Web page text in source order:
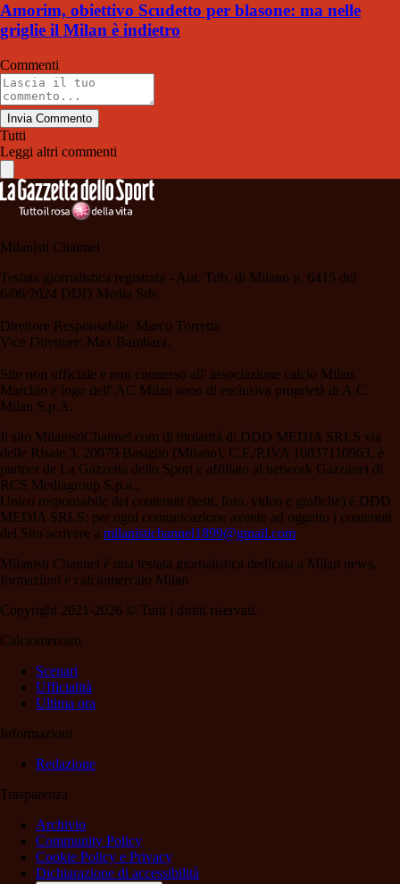
Amorim, obiettivo Scudetto per blasone: ma nelle
griglie il Milan è indietro
Commenti
Invia Commento
Tutti
Leggi altri commenti
Milanisti Channel
Testata giornalistica registrata - Aut. Trib. di Milano n. 6415 del
6/06/2024 DDD Media Srls
Direttore Responsabile: Marco Torretta
Vice Direttore: Max Bambara.
Sito non ufficiale e non connesso all' associazione calcio Milan.
Marchio e logo dell' AC Milan sono di esclusiva proprietà di A.C.
Milan S.p.A.
Il sito MilanistiChannel.com di titolarità di DDD MEDIA SRLS via
delle Risaie 3, 20079 Basiglio (Milano), C.F./P.IVA 10837110963, è
partner de La Gazzetta dello Sport e affiliato al network Gazzanet di
RCS Mediagroup S.p.a..
Unico responsabile dei contenuti (testi, foto, video e grafiche) è DDD
MEDIA SRLS; per ogni comunicazione avente ad oggetto i contenuti
del Sito scrivere a milanistichannel1899@gmail.com
Milanisti Channel è una testata giornalistica dedicata a Milan news,
formazioni e calciomercato Milan
Copyright 2021-2026 © Tutti i diritti riservati.
Calciomercato
Scenari
Ufficialità
Ultima ora
Informazioni
Redazione
Trasparenza
Archivio
Community Policy
Cookie Policy e Privacy
Dichiarazione di accessibilità